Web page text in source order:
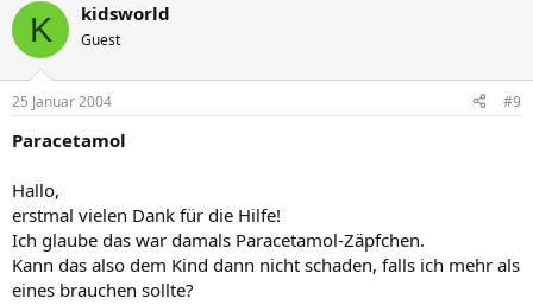
K kidsworld
Guest
25 Januar 2004 #9
Paracetamol
Hallo,
erstmal vielen Dank für die Hilfe!
Ich glaube das war damals Paracetamol-Zäpfchen.
Kann das also dem Kind dann nicht schaden, falls ich mehr als
eines brauchen sollte?